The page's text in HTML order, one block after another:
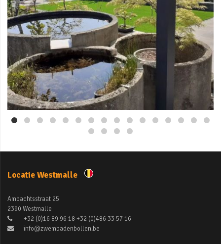
Mei 3
Locatie Westmalle
Ambachtsstraat 25
2390 Westmalle
+32 (0)16 89 96 18 +32 (0)486 33 57 16
info@zwembadenbollen.be